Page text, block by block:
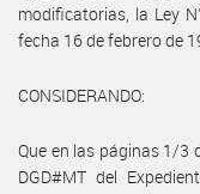
modificatorias, la Ley
fecha 16 de febrero de
CONSIDERANDO:
Que en las páginas 1/3
DGD#MT del